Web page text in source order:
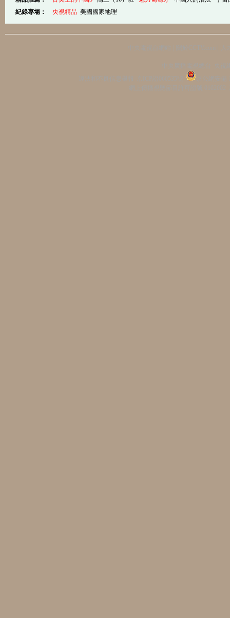
紀錄專場：
央視精品 美國國家地理
中央電視台網站
中央廣播電視總台 央視
違法和不良信息舉報
京ICP證060535號
京公網安備
網上傳播視聽節目許可證號